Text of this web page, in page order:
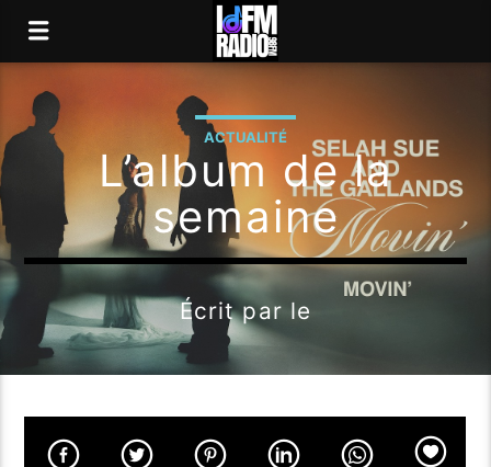
ACTUALITÉ
L’album de la
semaine
Écrit par le